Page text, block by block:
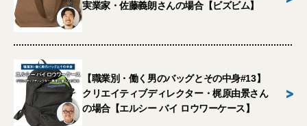
実業家・佐藤義朗さんの場合【ビズビム】
【職業別・働く男のバッグとその中身#13】
クリエイティブディレクター・梶原由景さん
の場合【エルシー バイ ロウワーケース】
>